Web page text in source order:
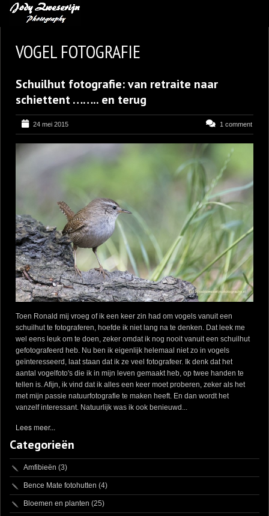
BLOG
LEREN VAN KUNST
BENCE MATE FOTOHUTTEN
OVER MIJ
CONTACT
VOGEL FOTOGRAFIE
Schuilhut fotografie: van retraite naar
schiettent …….. en terug
24 mei 2015 1 comment
Toen Ronald mij vroeg of ik een keer zin had om vogels vanuit een
schuilhut te fotograferen, hoefde ik niet lang na te denken. Dat leek me
wel eens leuk om te doen, zeker omdat ik nog nooit vanuit een schuilhut
gefotografeerd heb. Nu ben ik eigenlijk helemaal niet zo in vogels
geïnteresseerd, laat staan dat ik ze veel fotografeer. Ik denk dat het
aantal vogelfoto's die ik in mijn leven gemaakt heb, op twee handen te
tellen is. Afijn, ik vind dat ik alles een keer moet proberen, zeker als het
met mijn passie natuurfotografie te maken heeft. En dan wordt het
vanzelf interessant. Natuurlijk was ik ook benieuwd...
Lees meer...
Categorieën
Amfibieën (3)
Bence Mate fotohutten (4)
Bloemen en planten (25)